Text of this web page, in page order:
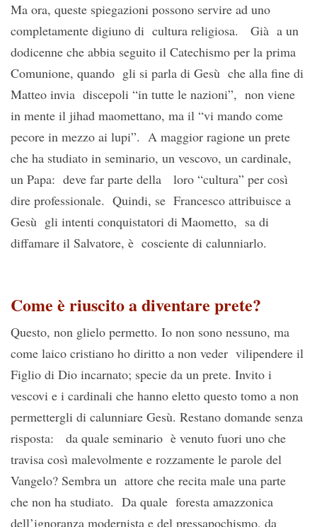
Ma ora, queste spiegazioni possono servire ad uno
completamente digiuno di cultura religiosa. Già a un
dodicenne che abbia seguito il Catechismo per la prima
Comunione, quando gli si parla di Gesù che alla fine di
Matteo invia discepoli “in tutte le nazioni”, non viene
in mente il jihad maomettano, ma il “vi mando come
pecore in mezzo ai lupi”. A maggior ragione un prete
che ha studiato in seminario, un vescovo, un cardinale,
un Papa: deve far parte della loro “cultura” per così
dire professionale. Quindi, se Francesco attribuisce a
Gesù gli intenti conquistatori di Maometto, sa di
diffamare il Salvatore, è cosciente di calunniarlo.
Come è riuscito a diventare prete?
Questo, non glielo permetto. Io non sono nessuno, ma
come laico cristiano ho diritto a non veder vilipendere il
Figlio di Dio incarnato; specie da un prete. Invito i
vescovi e i cardinali che hanno eletto questo tomo a non
permettergli di calunniare Gesù. Restano domande senza
risposta: da quale seminario è venuto fuori uno che
travisa così malevolmente e rozzamente le parole del
Vangelo? Sembra un attore che recita male una parte
che non ha studiato. Da quale foresta amazzonica
dell’ignoranza modernista e del pressapochismo, da